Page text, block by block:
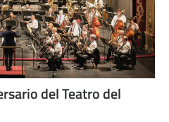
del Teatro del